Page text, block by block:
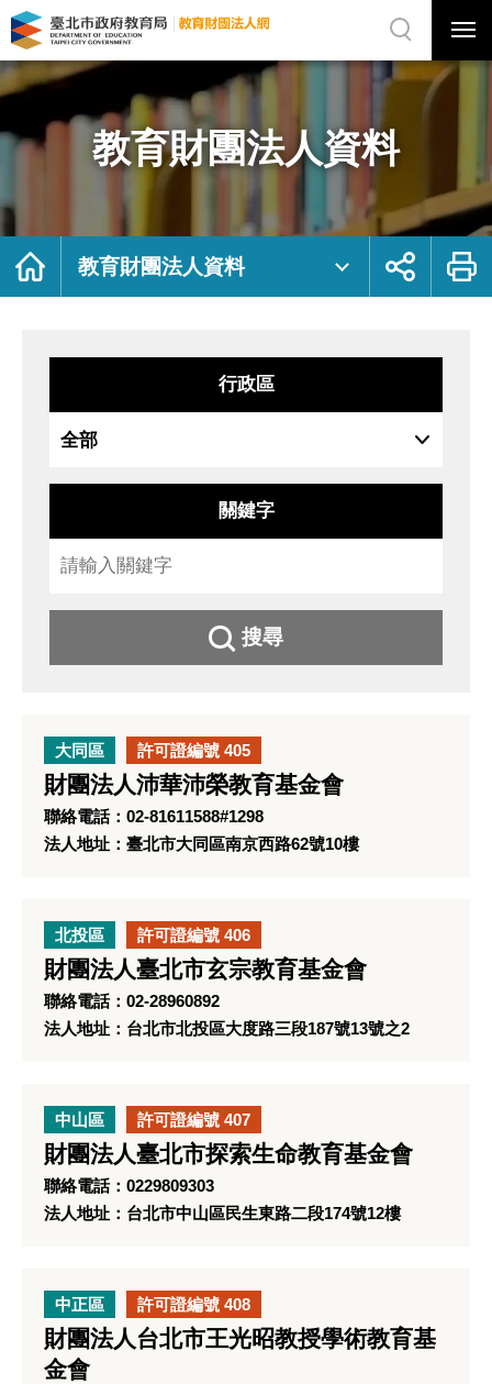
教
育
團
資
料
府
局
法
網
站
選
選
單
關
網
站
尋
教育財團法人資料
首
教育財團法人資料
展
鈕
列
行政區
關鍵字
搜尋
大同區 許可證編號 405
財團法人沛華沛榮教育基金會
聯絡電話：02-81611588#1298
法人地址：臺北市大同區南京西路62號10樓
北投區 許可證編號 406
財團法人臺北市玄宗教育基金會
聯絡電話：02-28960892
法人地址：台北市北投區大度路三段187號13號之2
中山區 許可證編號 407
財團法人臺北市探索生命教育基金會
聯絡電話：0229809303
法人地址：台北市中山區民生東路二段174號12樓
中正區 許可證編號 408
財團法人台北市王光昭教授學術教育基
金會